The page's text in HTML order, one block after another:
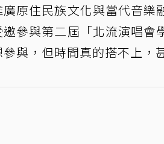
廣原住民族文化與當代音
參與第二屆「北流演唱
與，但時間真的搭不上，